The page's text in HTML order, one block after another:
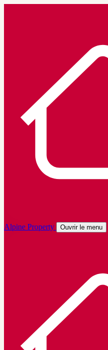
Alpine Property Ouvrir le menu